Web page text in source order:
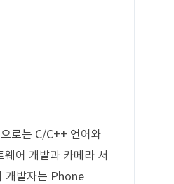
로는 C/C++ 언어와
어 개발과 카메라 서
개발자는 Phone